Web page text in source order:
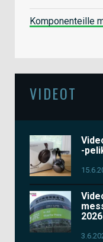
Komponenteille
VIDEOT
-